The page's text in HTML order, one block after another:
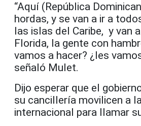
“Aquí (República
hordas, y se van a ir a
las islas del Caribe, y van
Florida, la gente con
vamos a hacer? ¿les
señaló Mulet.
Dijo esperar que el
su cancillería movilicen a
internacional para llamar